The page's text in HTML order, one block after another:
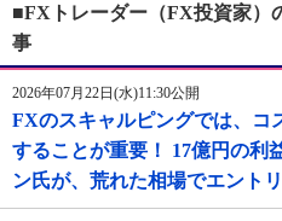
■FXトレーダー（FX投資家）
事
2026年07月22日(水)11:30公開
FXのスキャルピングでは、コ
することが重要！ 17億円の利
ン氏が、荒れた相場でエント